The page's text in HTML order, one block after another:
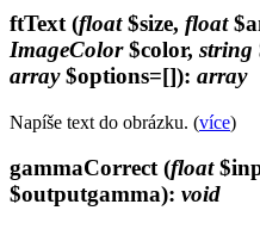
ftText (float$size, float
ImageColor$color, string
array$options=[]): array
Napíše text do obrázku. (více)
gammaCorrect(float
$outputgamma): void